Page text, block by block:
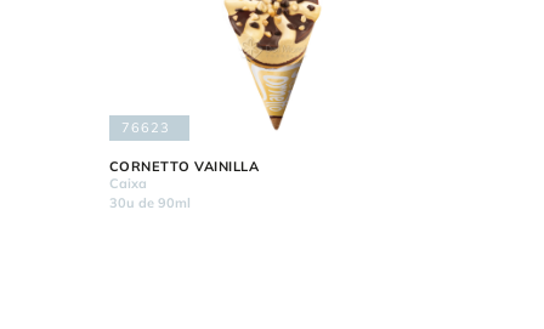
76623
CORNETTO VAINILLA
Caixa
30u de 90ml